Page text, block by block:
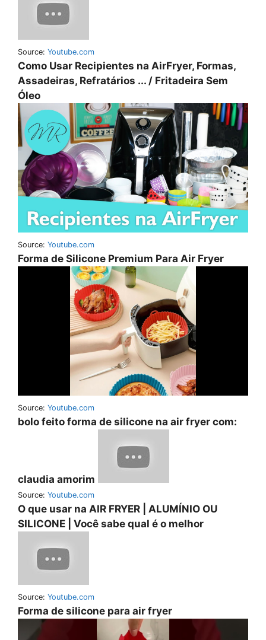
Source: Youtube.com
Como Usar Recipientes na AirFryer, Formas,
Assadeiras, Refratários ... / Fritadeira Sem
Óleo
Source: Youtube.com
Forma de Silicone Premium Para Air Fryer
Source: Youtube.com
bolo feito forma de silicone na air fryer com:
claudia amorim
Source: Youtube.com
O que usar na AIR FRYER | ALUMÍNIO OU
SILICONE | Você sabe qual é o melhor
Source: Youtube.com
Forma de silicone para air fryer